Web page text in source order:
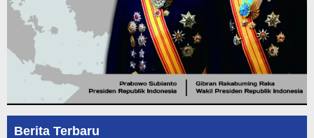
Berita Terbaru